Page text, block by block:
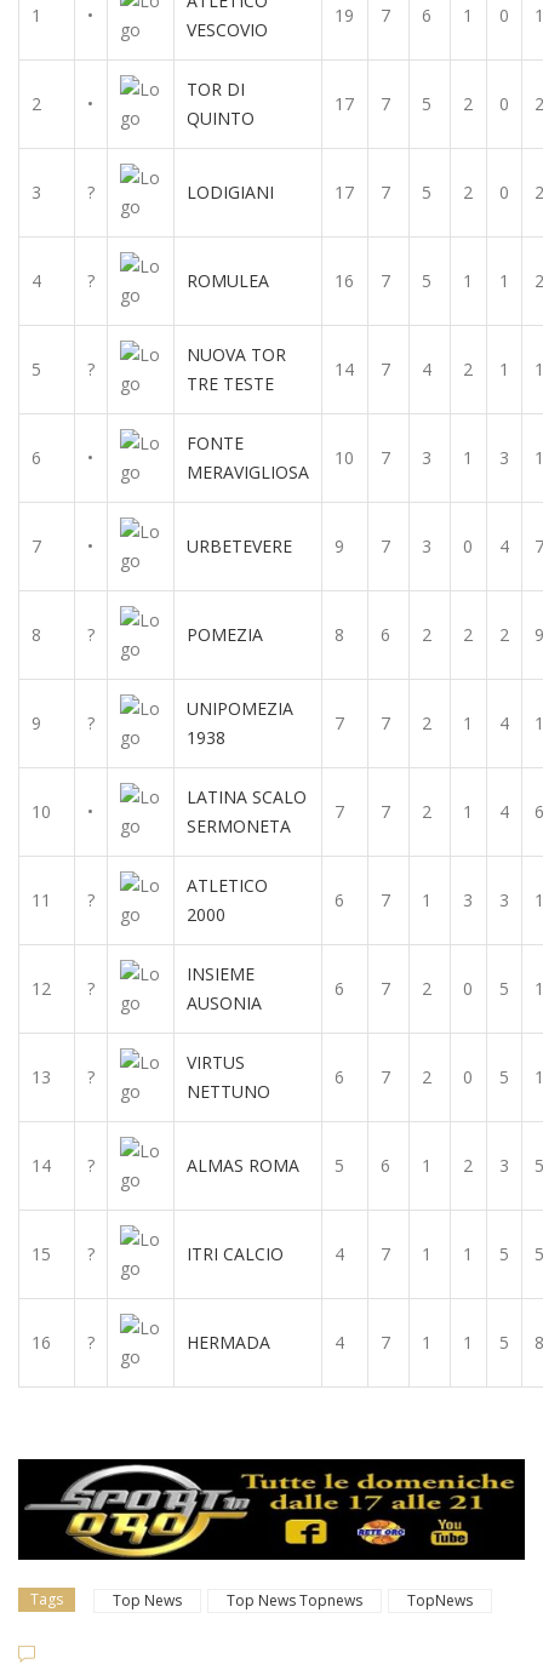
1 •
VESCOVIO
19 7 6 1 0
2 •
TOR DI
QUINTO
17 7 5 2 0
3 ? LODIGIANI 17 7 5 2 0
4 ? ROMULEA 16 7 5 1 1
5 ?
NUOVA TOR
TRE TESTE
14 7 4 2 1
6 •
FONTE
MERAVIGLIOSA
10 7 3 1 3
7 • URBETEVERE 9 7 3 0 4 7
8 ? POMEZIA 8 6 2 2 2 9
9 ?
UNIPOMEZIA
1938
7 7 2 1 4
10 •
LATINA SCALO
SERMONETA
7 7 2 1 4 6
11 ?
ATLETICO
2000
6 7 1 3 3
12 ?
INSIEME
AUSONIA
6 7 2 0 5
13 ?
VIRTUS
NETTUNO
6 7 2 0 5
14 ? ALMAS ROMA 5 6 1 2 3 5
15 ? ITRI CALCIO 4 7 1 1 5 5
16 ? HERMADA 4 7 1 1 5 8
Tags Top News Top News Topnews TopNews